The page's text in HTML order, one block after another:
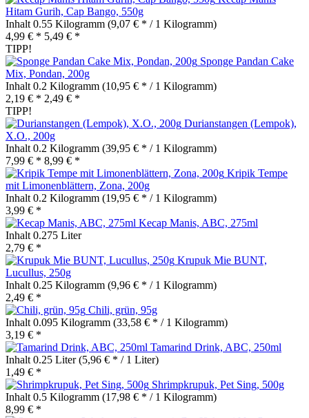
Hitam Gurih, Cap Bango, 550g
Inhalt 0.55 Kilogramm (9,07 € * / 1 Kilogramm)
4,99 € * 5,49 € *
TIPP!
Sponge Pandan Cake
Mix, Pondan, 200g
Inhalt 0.2 Kilogramm (10,95 € * / 1 Kilogramm)
2,19 € * 2,49 € *
TIPP!
Durianstangen (Lempok),
X.O., 200g
Inhalt 0.2 Kilogramm (39,95 € * / 1 Kilogramm)
7,99 € * 8,99 € *
Kripik Tempe
mit Limonenblättern, Zona, 200g
Inhalt 0.2 Kilogramm (19,95 € * / 1 Kilogramm)
3,99 € *
Kecap Manis, ABC, 275ml
Inhalt 0.275 Liter
2,79 € *
Krupuk Mie BUNT,
Lucullus, 250g
Inhalt 0.25 Kilogramm (9,96 € * / 1 Kilogramm)
2,49 € *
Chili, grün, 95g
Inhalt 0.095 Kilogramm (33,58 € * / 1 Kilogramm)
3,19 € *
Tamarind Drink, ABC, 250ml
Inhalt 0.25 Liter(5,96 € * / 1 Liter)
1,49 € *
Shrimpkrupuk, Pet Sing, 500g
Inhalt 0.5 Kilogramm (17,98 € * / 1 Kilogramm)
8,99 € *